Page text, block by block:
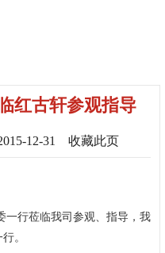
红古轩参观指导
12-31 收藏此页
行莅临我司参观、指导，我
。